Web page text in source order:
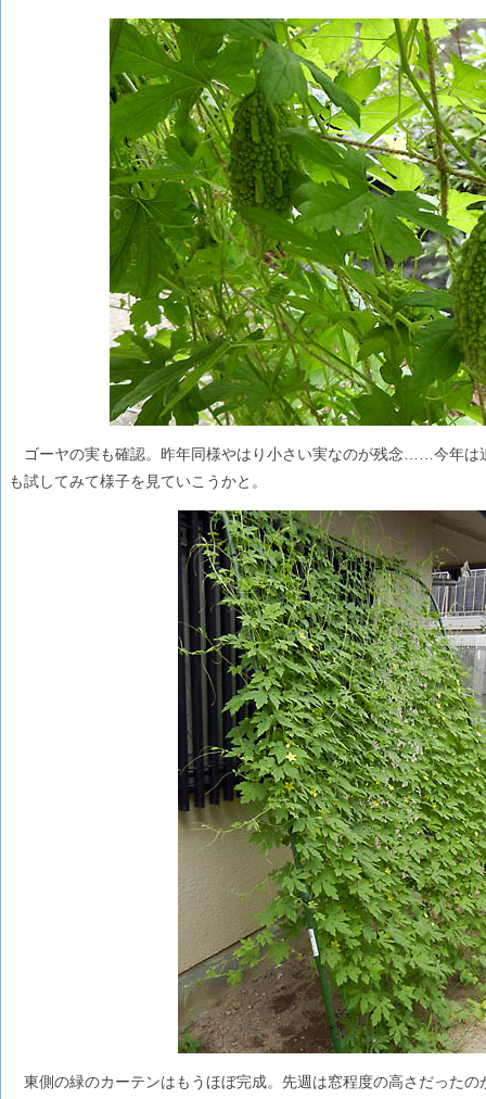
ゴーヤの実も確認。昨年同様やはり小さい実なのが残念……今年は
も試してみて様子を見ていこうかと。
東側の緑のカーテンはもうほぼ完成。先週は窓程度の高さだった